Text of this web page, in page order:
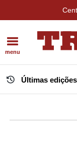
menu
Últimas edições